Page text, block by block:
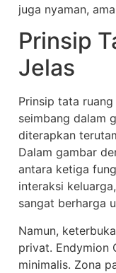
juga nyaman,
Prinsip
Jelas
Prinsip tata
seimbang dalam
diterapkan
Dalam gambar
antara ketiga
interaksi
sangat berharga
Namun,
privat. Endymion
minimalis. Zona